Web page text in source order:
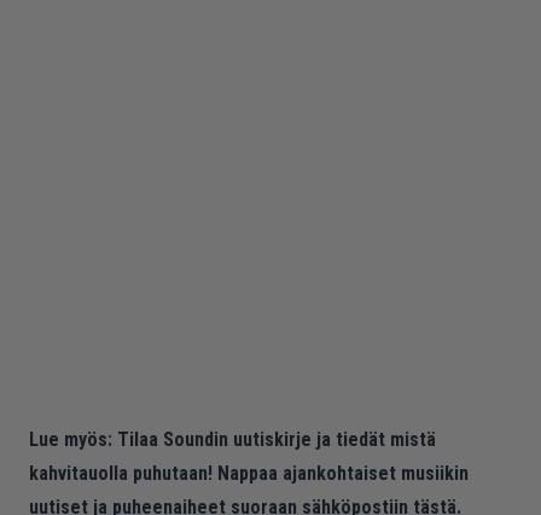
Lue myös: Tilaa Soundin uutiskirje ja tiedät mistä
kahvitauolla puhutaan! Nappaa ajankohtaiset musiikin
uutiset ja puheenaiheet suoraan sähköpostiin tästä.